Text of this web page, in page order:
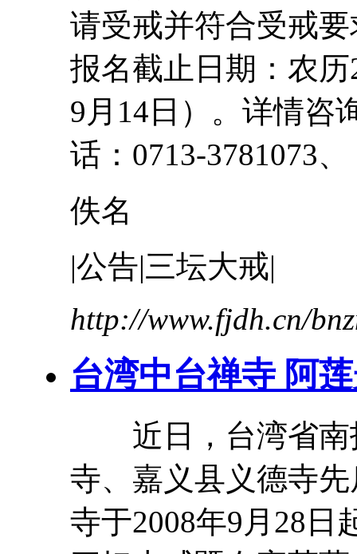
请受戒并符合受戒
报名截止日期：农历
9月14日）。详情
话：0713-3781073、
佚名
|公告|三坛大戒|
http://www.fjdh.cn/
台湾中台禅寺 阿
近日，台湾省南
寺、嘉义县义德寺
寺于2008年9月28日